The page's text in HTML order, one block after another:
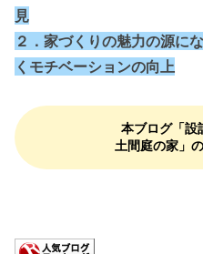
見
２．家づくりの魅力の源に
くモチベーションの向上
本ブログ「設
土間庭の家」